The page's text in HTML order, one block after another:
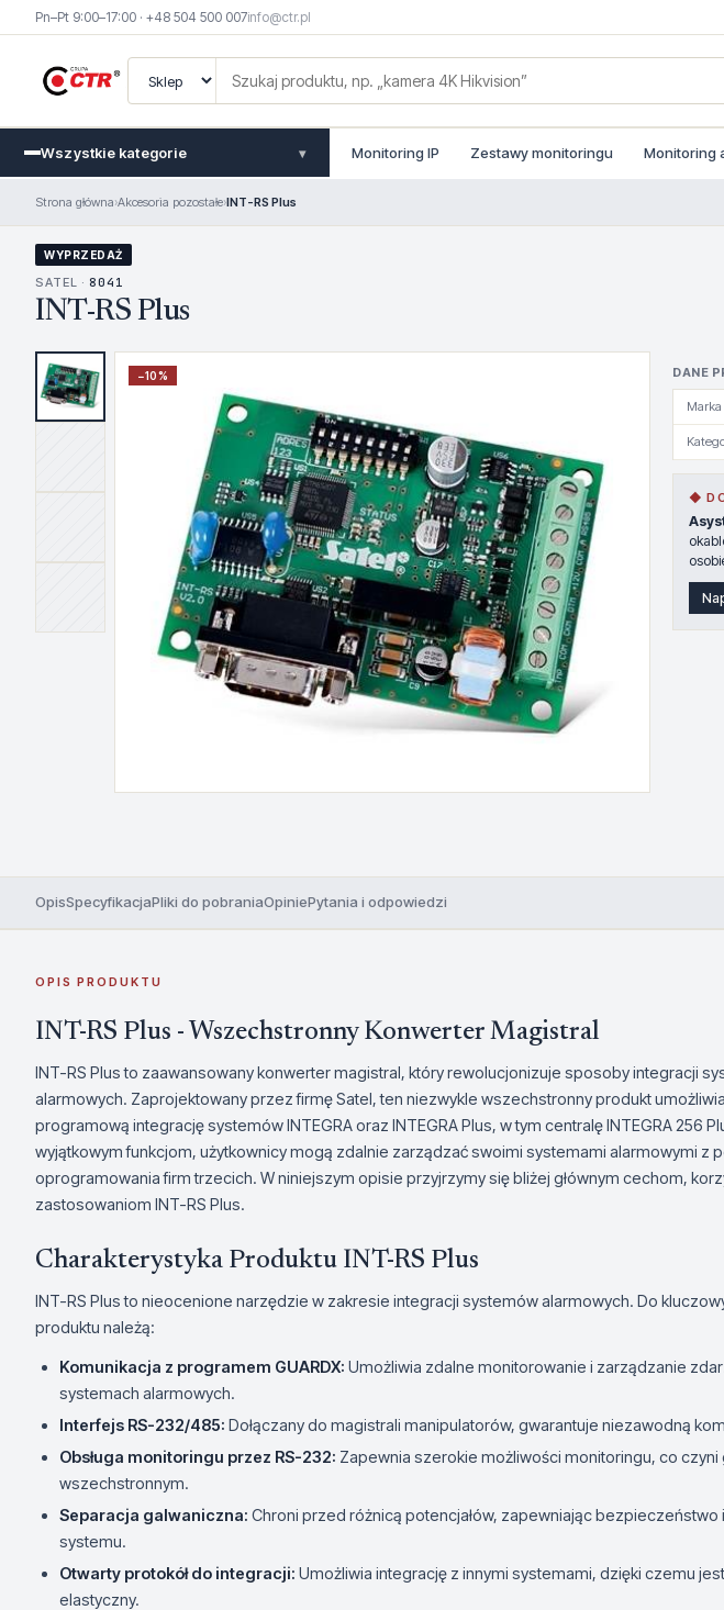
Pn–Pt 9:00–17:00 · +48 504 500 007info@ctr.pl
Wszystkie kategorie ▾ Monitoring IP Zestawy monitoringu Monitoring
Strona główna›Akcesoria pozostałe›INT-RS Plus
WYPRZEDAŻ
SATEL · 8041
INT-RS Plus
−10% DANE
Marka
◆
OpisSpecyfikacjaPliki do pobraniaOpiniePytania i odpowiedzi
OPIS PRODUKTU
INT-RS Plus - Wszechstronny Konwerter Magistral
INT-RS Plus to zaawansowany konwerter magistral, który rewolucjonizuje sposoby integracji
alarmowych. Zaprojektowany przez firmę Satel, ten niezwykle wszechstronny produkt
programową integrację systemów INTEGRA oraz INTEGRA Plus, w tym centralę INTEGRA 256
wyjątkowym funkcjom, użytkownicy mogą zdalnie zarządzać swoimi systemami alarmowymi z
oprogramowania firm trzecich. W niniejszym opisie przyjrzymy się bliżej głównym cechom,
zastosowaniom INT-RS Plus.
Charakterystyka Produktu INT-RS Plus
INT-RS Plus to nieocenione narzędzie w zakresie integracji systemów alarmowych. Do
produktu należą:
Komunikacja z programem GUARDX: Umożliwia zdalne monitorowanie i zarządzanie
systemach alarmowych.
Interfejs RS-232/485: Dołączany do magistrali manipulatorów, gwarantuje niezawodną
Obsługa monitoringu przez RS-232: Zapewnia szerokie możliwości monitoringu, co czyni
wszechstronnym.
Separacja galwaniczna: Chroni przed różnicą potencjałów, zapewniając bezpieczeństwo
systemu.
Otwarty protokół do integracji: Umożliwia integrację z innymi systemami, dzięki czemu
elastyczny.